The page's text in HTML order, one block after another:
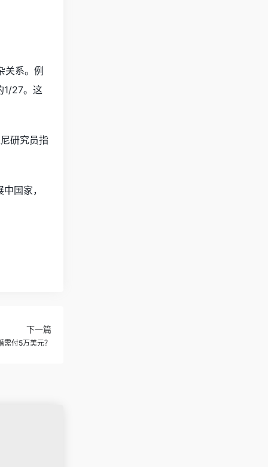
关系。例
1/27。这
研究员指
国家，
下一篇
付5万美元？